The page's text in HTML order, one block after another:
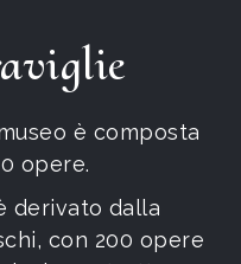
è composta
opere.
derivato dalla
con 200 opere